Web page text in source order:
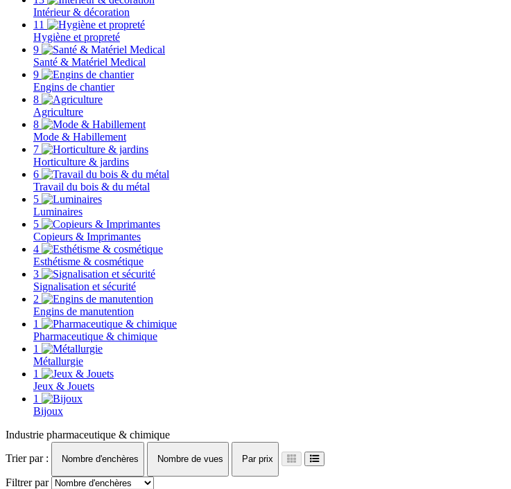
Intérieur & décoration
11
Hygiène et propreté
9
Santé & Matériel Medical
9
Engins de chantier
8
Agriculture
8
Mode & Habillement
7
Horticulture & jardins
6
Travail du bois & du métal
5
Luminaires
5
Copieurs & Imprimantes
4
Esthétisme & cosmétique
3
Signalisation et sécurité
2
Engins de manutention
1
Pharmaceutique & chimique
1
Métallurgie
1
Jeux & Jouets
1
Bijoux
Industrie pharmaceutique & chimique
Trier par :
Nombre d'enchères Nombre de vues Par prix
Filtrer par